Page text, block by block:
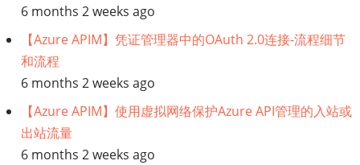
6 months 2 weeks ago
【Azure APIM】凭证管理器中的OAuth 2.0连接-流程细节
和流程
6 months 2 weeks ago
【Azure APIM】使用虚拟网络保护Azure API管理的入站或
出站流量
6 months 2 weeks ago